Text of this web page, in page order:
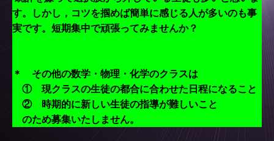
す。しかし，コツを掴めば簡単に感じる人が多いのも事
実です。短期集中で頑張ってみませんか？
＊ その他の数学・物理・化学のクラスは
① 現クラスの生徒の都合に合わせた日程になること
② 時期的に新しい生徒の指導が難しいこと
のため募集いたしません。